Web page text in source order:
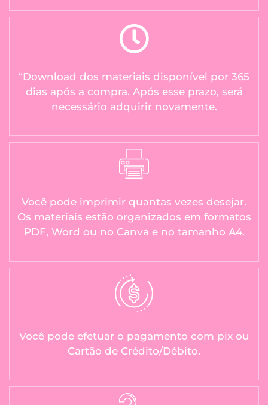
“Download dos materiais disponível por 365
dias após a compra. Após esse prazo, será
necessário adquirir novamente.
Você pode imprimir quantas vezes desejar.
Os materiais estão organizados em formatos
PDF, Word ou no Canva e no tamanho A4.
Você pode efetuar o pagamento com pix ou
Cartão de Crédito/Débito.